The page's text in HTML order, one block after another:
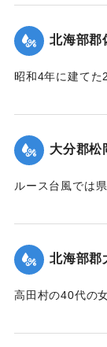
途ノ光明ハ完全
保馬氏ト両川村
数
十万圓ノ巨費ヲ
挺
身的協力トハ其
ギ
設
｜固有コード:
北海部郡
昭和4年に建てた
全部使用不能に
緊急臨時村議会
室に1年2学級と
したが生徒が多
｜固有コード:
大分郡松
ルース台風では
れ被害のひどか
2戸、非住家5戸
310棟を数えた。
【出典：大分合
北海部郡
高田村の40代の